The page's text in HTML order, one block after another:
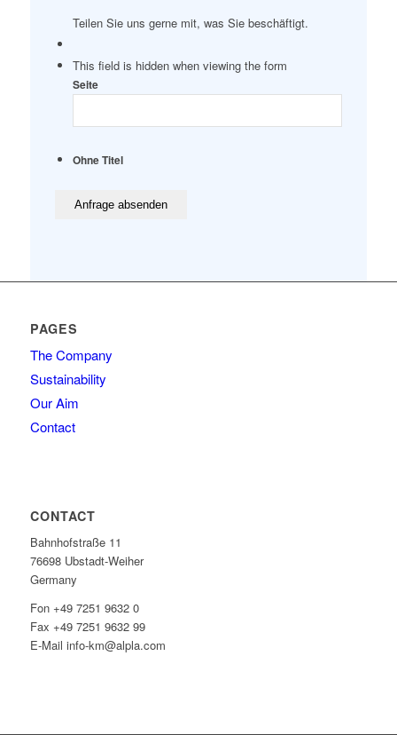
Teilen Sie uns gerne mit, was Sie beschäftigt.
This field is hidden when viewing the form
Seite
Ohne Titel
PAGES
The Company
Sustainability
Our Aim
Contact
CONTACT
Bahnhofstraße 11
76698 Ubstadt-Weiher
Germany
Fon +49 7251 9632 0
Fax +49 7251 9632 99
E-Mail info-km@alpla.com